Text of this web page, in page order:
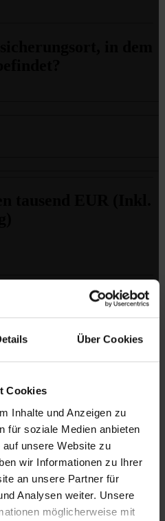
Über Cookies
Cookies
Inhalte und Anzeigen zu
für soziale Medien anbieten
unsere Website zu
wir Informationen zu Ihrer
an unsere Partner für
Analysen weiter. Unsere
möglicherweise mit